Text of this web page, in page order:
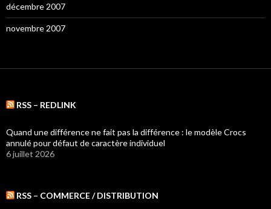
décembre 2007
novembre 2007
RSS – REDLINK
Quand une différence ne fait pas la différence : le modèle Crocs
annulé pour défaut de caractère individuel
6 juillet 2026
RSS – COMMERCE / DISTRIBUTION